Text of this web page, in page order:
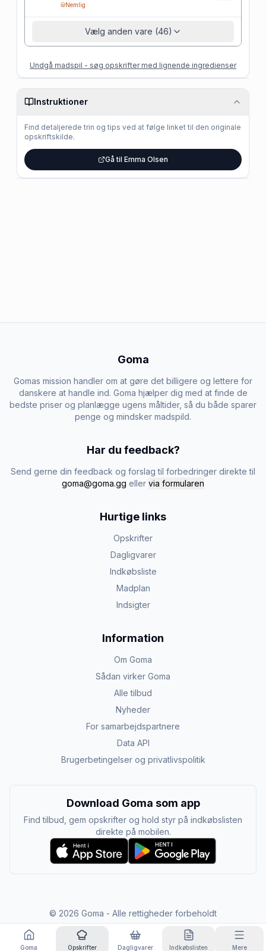
Nemlig
Vælg anden vare (46)
Undgå madspil - søg opskrifter med lignende ingredienser
Instruktioner
Find detaljerede trin og tips ved at følge linket til den originale
opskriftskilde.
Gå til Emma Olsen
Goma
Gomas mission handler om at gøre det billigere og lettere for
danskere at handle ind. Goma hjælper dig med at finde de
bedste priser og planlægge ugens måltider, så du både sparer
penge og mindsker madspild.
Har du feedback?
Send gerne din feedback og forslag til forbedringer direkte til
goma@goma.gg eller via formularen
Hurtige links
Opskrifter
Dagligvarer
Indkøbsliste
Madplan
Indsigter
Information
Om Goma
Sådan virker Goma
Alle tilbud
Nyheder
For samarbejdspartnere
Data API
Brugerbetingelser og privatlivspolitik
Download Goma som app
Find tilbud, gem opskrifter og hold styr på indkøbslisten
direkte på mobilen.
© 2026 Goma - Alle rettigheder forbeholdt
Goma Opskrifter Dagligvarer Indkøbslisten Mere